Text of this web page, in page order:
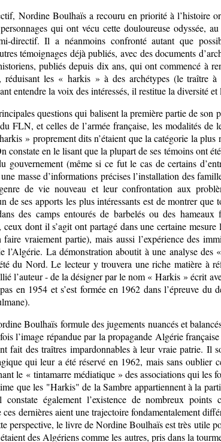
Nordine Boulhaïs a recouru en priorité à l’histoire
qui ont vécu cette douloureuse odyssée, au
directif. Il a néanmoins confronté autant que
témoignages déjà publiés, avec des documents
publiés depuis dix ans, qui ont commencé à
réduisant les « harkis » à des archétypes (le traître
entendre la voix des intéressés, il restitue la diversité
questions qui balisent la première partie de son
FLN, et celles de l’armée française, les modalités
» proprement dits n’étaient que la catégorie la
constate en le lisant que la plupart de ses témoins ont
gouvernement (même si ce fut le cas de certains
masse d’informations précises l’installation des
de vie nouveau et leur confrontation aux
de ses apports les plus intéressants est de montrer
des camps entourés de barbelés ou des
dont il s’agit ont partagé dans une certaine
vraiement partie), mais aussi l’expérience des
l’Algérie. La démonstration aboutit à une analyse
du Nord. Le lecteur y trouvera une riche matière à
l’auteur - de la désigner par le nom « Harkis » écrit
en 1954 et s’est formée en 1962 dans l’épreuve
Boulhaïs formule des jugements nuancés et
l’image répandue par la propagande Algérie
fait des traîtres impardonnables à leur vraie patrie. Il
qui leur a été réservé en 1962, mais sans
le « tintamarre médiatique » des associations qui les
que les "Harkis" de la Sambre appartiennent à la
également l’existence de nombreux points
dernières aient une trajectoire fondamentalement
perspective, le livre de Nordine Boulhaïs est très utile
des Algériens comme les autres, pris dans la